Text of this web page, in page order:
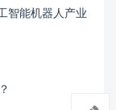
智能机器人产业